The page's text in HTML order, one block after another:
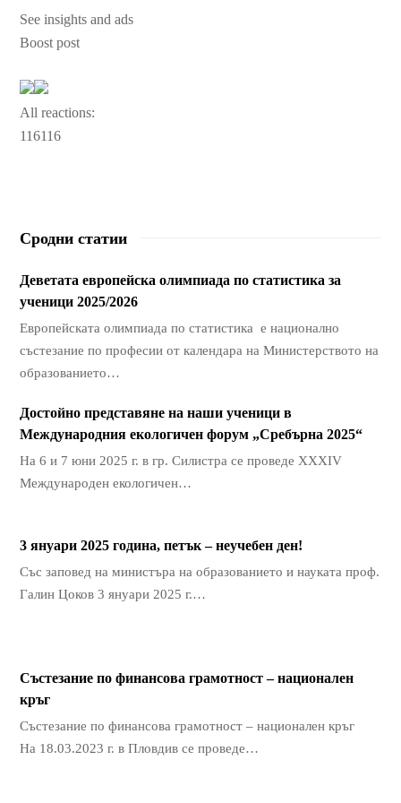
See insights and ads
Boost post
All reactions:
116116
Сродни статии
Деветата европейска олимпиада по статистика за
ученици 2025/2026
Европейската олимпиада по статистика e национално
състезание по професии от календара на Министерството на
образованието…
Достойно представяне на наши ученици в
Международния екологичен форум „Сребърна 2025“
На 6 и 7 юни 2025 г. в гр. Силистра се проведе XXXIV
Международен екологичен…
3 януари 2025 година, петък – неучебен ден!
Със заповед на министъра на образованието и науката проф.
Галин Цоков 3 януари 2025 г.…
Състезание по финансова грамотност – национален
кръг
Състезание по финансова грамотност – национален кръг
На 18.03.2023 г. в Пловдив се проведе…